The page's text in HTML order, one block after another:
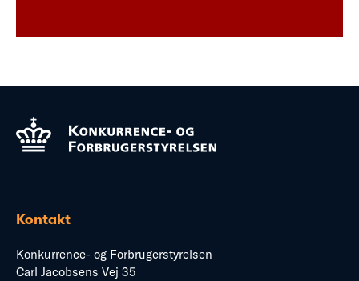
Kontakt
Konkurrence- og Forbrugerstyrelsen
Carl Jacobsens Vej 35